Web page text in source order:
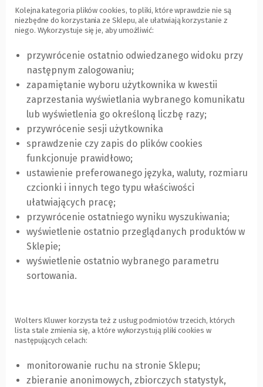
Kolejna kategoria plików cookies, to pliki, które wprawdzie nie są
niezbędne do korzystania ze Sklepu, ale ułatwiają korzystanie z
niego. Wykorzystuje się je, aby umożliwić:
przywrócenie ostatnio odwiedzanego widoku przy
następnym zalogowaniu;
zapamiętanie wyboru użytkownika w kwestii
zaprzestania wyświetlania wybranego komunikatu
lub wyświetlenia go określoną liczbę razy;
przywrócenie sesji użytkownika
sprawdzenie czy zapis do plików cookies
funkcjonuje prawidłowo;
ustawienie preferowanego języka, waluty, rozmiaru
czcionki i innych tego typu właściwości
ułatwiających pracę;
przywrócenie ostatniego wyniku wyszukiwania;
wyświetlenie ostatnio przeglądanych produktów w
Sklepie;
wyświetlenie ostatnio wybranego parametru
sortowania.
Wolters Kluwer korzysta też z usług podmiotów trzecich, których
lista stale zmienia się, a które wykorzystują pliki cookies w
następujących celach:
monitorowanie ruchu na stronie Sklepu;
zbieranie anonimowych, zbiorczych statystyk,